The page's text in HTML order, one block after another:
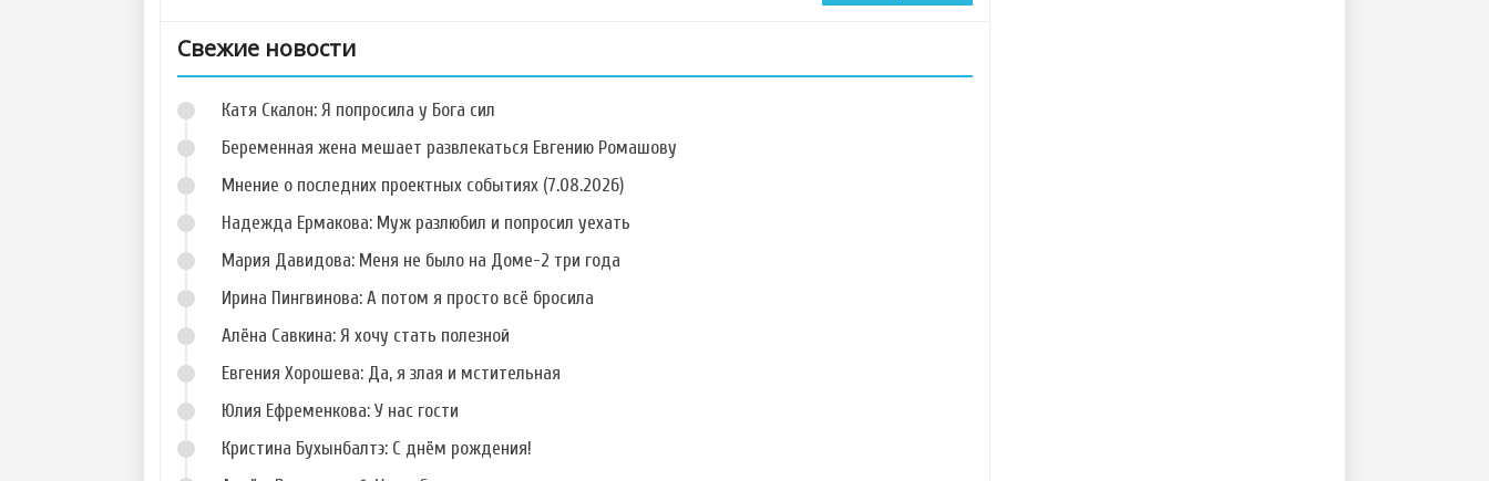
Фото Данила
Романова
Фото Кристины
Дерябиной
Фото Алины
Алексеевой
Фото Сергея
Худякова
Фото Алены
Павловой
Фото Сергея
Свежие новости
Катя Скалон: Я попросила у Бога сил
Беременная жена мешает развлекаться Евгению Ромашову
Мнение о последних проектных событиях (7.08.2026)
Надежда Ермакова: Муж разлюбил и попросил уехать
Мария Давидова: Меня не было на Доме-2 три года
Ирина Пингвинова: А потом я просто всё бросила
Алёна Савкина: Я хочу стать полезной
Евгения Хорошева: Да, я злая и мстительная
Юлия Ефременкова: У нас гости
Кристина Бухынбалтэ: С днём рождения!